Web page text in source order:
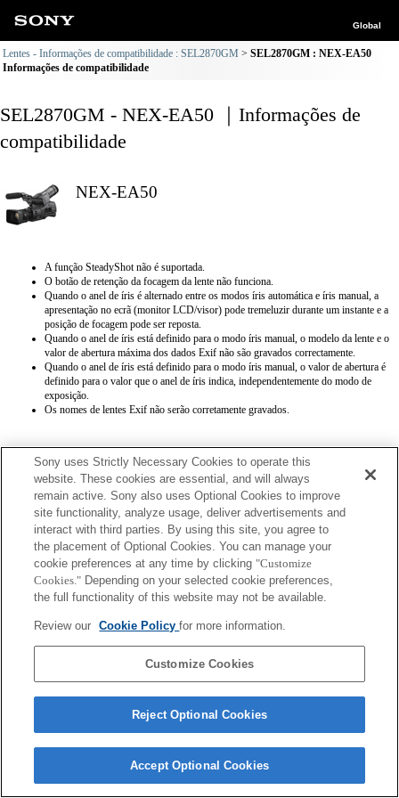
Global
Lentes - Informações de compatibilidade : SEL2870GM
SEL2870GM : NEX-EA50
Informações de compatibilidade
SEL2870GM - NEX-EA50 ｜Informações de
compatibilidade
NEX-EA50
A função SteadyShot não é suportada.
O botão de retenção da focagem da lente não funciona.
Quando o anel de íris é alternado entre os modos íris automática e íris manual, a
apresentação no ecrã (monitor LCD/visor) pode tremeluzir durante um instante e a
posição de focagem pode ser reposta.
Quando o anel de íris está definido para o modo íris manual, o modelo da lente e o
valor de abertura máxima dos dados Exif não são gravados correctamente.
Quando o anel de íris está definido para o modo íris manual, o valor de abertura é
definido para o valor que o anel de íris indica, independentemente do modo de
exposição.
Os nomes de lentes Exif não serão corretamente gravados.
Terms of Use Contact Us
Copyright 2026 Sony Corporation
Sony uses Strictly Necessary Cookies to operate this
website. These cookies are essential, and will always
remain active. Sony also uses Optional Cookies to improve
site functionality, analyze usage, deliver advertisements and
interact with third parties. By using this site, you agree to
the placement of Optional Cookies. You can manage your
cookie preferences at any time by clicking "Customize
Cookies." Depending on your selected cookie preferences,
the full functionality of this website may not be available.
Review our Cookie Policyfor more information.
Customize Cookies
Reject Optional Cookies
Accept Optional Cookies